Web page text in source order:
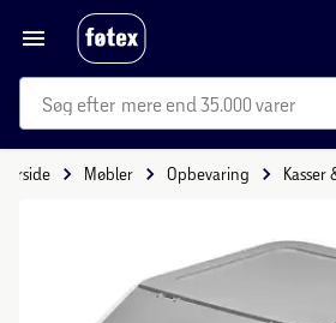
mere end 35.000 varer
Forside Møbler Opbevaring Kasser